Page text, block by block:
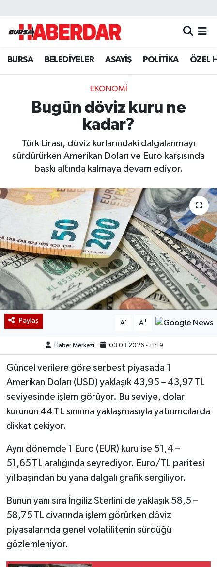
BURSA BELEDİYELER ASAYİŞ POLİTİKA ÖZEL
EKONOMİ
Bugün döviz kuru ne
kadar?
Türk Lirası, döviz kurlarındaki dalgalanmayı
sürdürürken Amerikan Doları ve Euro karşısında
baskı altında kalmaya devam ediyor.
Paylaş A- A+
Haber Merkezi 03.03.2026 - 11:19
Güncel verilere göre serbest piyasada 1
Amerikan Doları (USD) yaklaşık 43,95 – 43,97 TL
seviyesinde işlem görüyor. Bu seviye, dolar
kurunun 44 TL sınırına yaklaşmasıyla yatırımcılarda
dikkat çekiyor.
Aynı dönemde 1 Euro (EUR) kuru ise 51,4 –
51,65 TL aralığında seyrediyor. Euro/TL paritesi
yıl başından bu yana dalgalı grafik sergiliyor.
Bunun yanı sıra İngiliz Sterlini de yaklaşık 58,5 –
58,75 TL civarında işlem görürken döviz
piyasalarında genel volatilitenin sürdüğü
gözlemleniyor.
Hava Durumu
Trafik Durumu
Süper Lig Puan Durumu ve Fikstür
Tüm Manşetler
Haber Arşivi